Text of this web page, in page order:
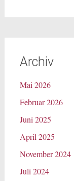
Archiv
Mai 2026
Februar 2026
Juni 2025
April 2025
November 2024
Juli 2024